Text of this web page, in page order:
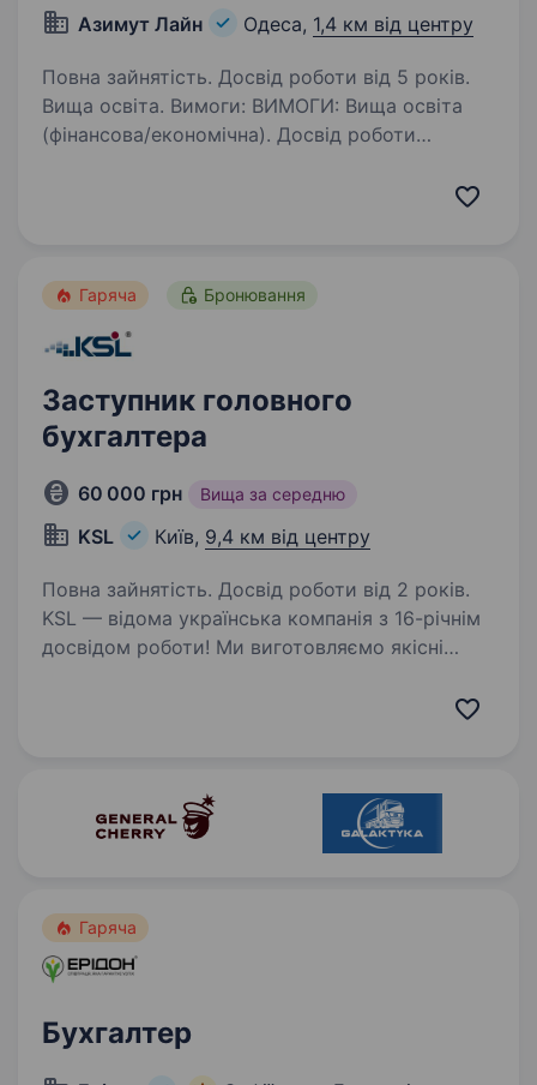
Азимут Лайн Одеса, 1,4 км від центру
Повна зайнятість. Досвід роботи від 5 років.
Вища освіта. Вимоги: ВИМОГИ: Вища освіта
(фінансова/економічна). Досвід роботи
впевнене володіння: 1С, BAS, M.E.Doc, Word,
Гаряча Бронювання
Заступник головного
бухгалтера
60 000 грн Вища за середню
KSL Київ, 9,4 км від центру
Повна зайнятість. Досвід роботи від 2 років.
KSL — відома українська компанія з 16-річнім
досвідом роботи! Ми виготовляємо якісні
та складності та надаємо послуги комплексної
Гаряча
Бухгалтер